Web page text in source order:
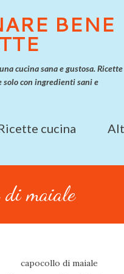
Passa ai contenuti principali
BENE
cucina sana e gustosa. Ricette
solo con ingredienti sani e
cucina
di maiale